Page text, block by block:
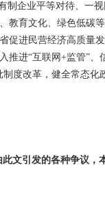
制企业平等对待、一
教育文化、绿色低碳
促进民营经济高质量
推进“互联网+监管”、
度改革，健全常态化
文引发的各种争议，